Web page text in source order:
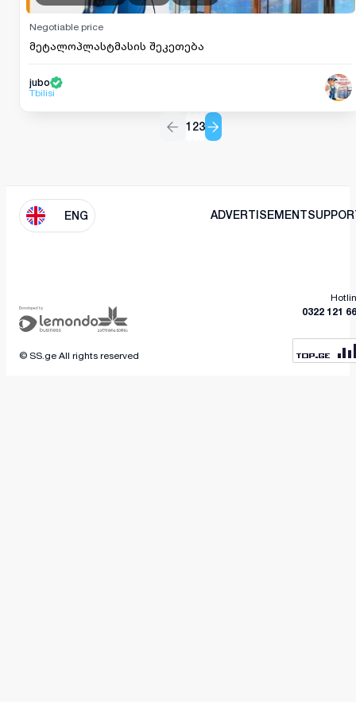
მეტალოპლასტმასის შეკეთება
Negotiable price
jubo
Tbilisi
1 23
ENG ADVERTISEMENT
0322 121
© SS.ge All rights reserved